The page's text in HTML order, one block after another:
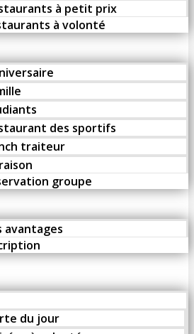
à petit prix
à volonté
des sportifs
traiteur
groupe
avantages
du jour